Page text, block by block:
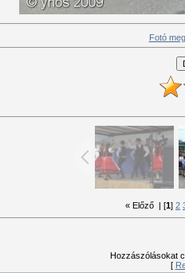
Fotó
« Előző | [1] 2
Hozzászólásokat
[